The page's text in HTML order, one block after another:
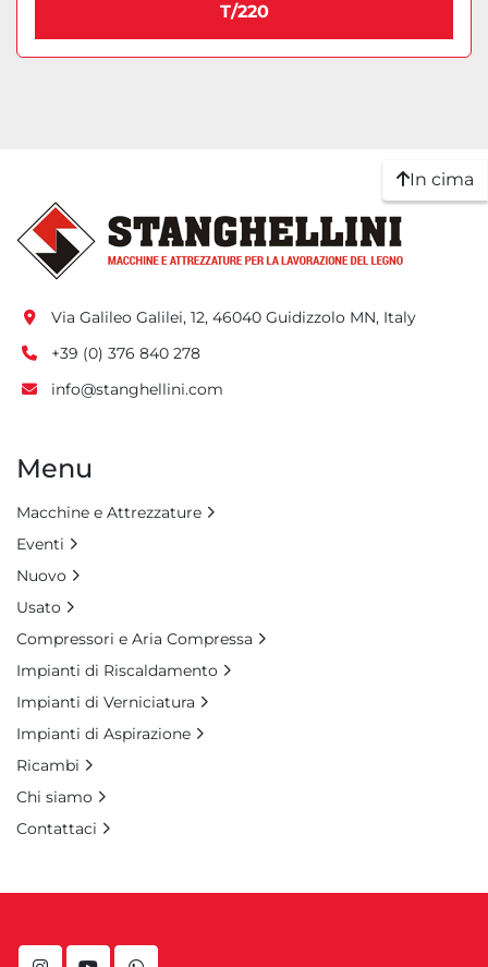
T/220
In cima
Via Galileo Galilei, 12, 46040 Guidizzolo MN, Italy
+39 (0) 376 840 278
info@stanghellini.com
Menu
Macchine e Attrezzature
Eventi
Nuovo
Usato
Compressori e Aria Compressa
Impianti di Riscaldamento
Impianti di Verniciatura
Impianti di Aspirazione
Ricambi
Chi siamo
Contattaci